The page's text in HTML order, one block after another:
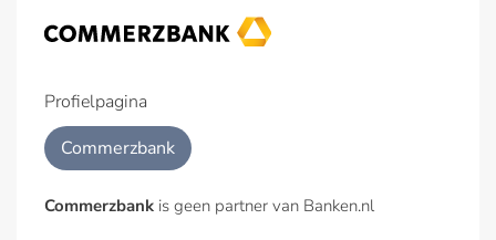
Profielpagina
Commerzbank
Commerzbank is geen partner van Banken.nl